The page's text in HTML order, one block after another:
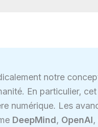
notre
En particulier,
numérique. Les
DeepMind, OpenAI